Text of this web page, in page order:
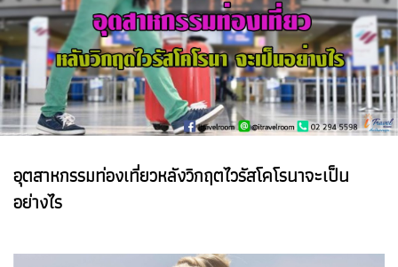
อุตสาหกรรมท่องเที่ยวหลังวิกฤตไวรัสโคโรนาจะเป็น
อย่างไร